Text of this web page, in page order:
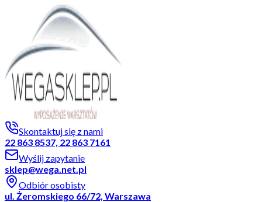
Skontaktuj się z nami
22 863 8537, 22 863 7161
Wyślij zapytanie
sklep@wega.net.pl
Odbiór osobisty
ul. Żeromskiego 66/72, Warszawa